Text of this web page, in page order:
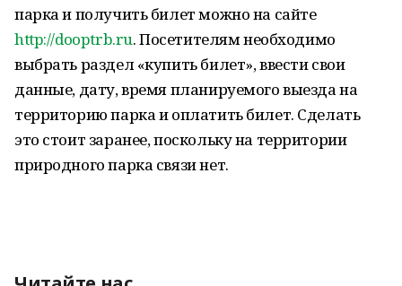
парка и получить билет можно на сайте
http://dooptrb.ru. Посетителям необходимо
выбрать раздел «купить билет», ввести свои
данные, дату, время планируемого выезда на
территорию парка и оплатить билет. Сделать
это стоит заранее, поскольку на территории
природного парка связи нет.